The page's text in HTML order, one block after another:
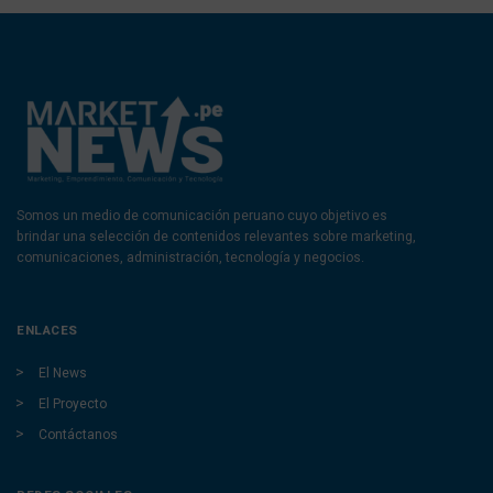
Somos un medio de comunicación peruano cuyo objetivo es
brindar una selección de contenidos relevantes sobre marketing,
comunicaciones, administración, tecnología y negocios.
ENLACES
El News
El Proyecto
Contáctanos